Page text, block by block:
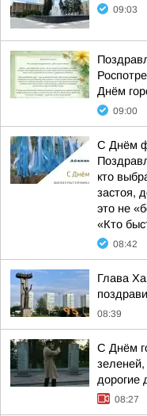
09:03
Днём
09:00
С Днём
кто
застоя,
это не
«Кто
08:42
Глава
08:39
С Днём
дорогие
08:27